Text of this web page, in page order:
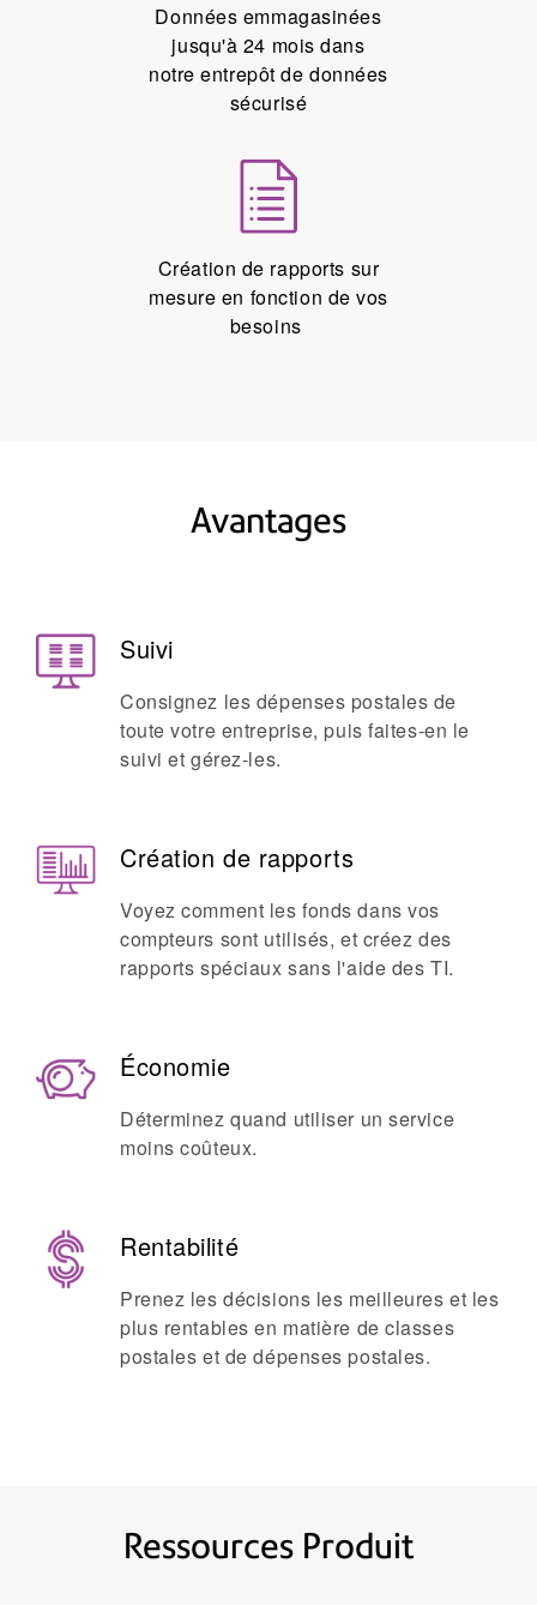
Données emmagasinées
jusqu'à 24 mois dans
notre entrepôt de données
sécurisé
Création de rapports sur
mesure en fonction de vos
besoins
Avantages
Suivi
Consignez les dépenses postales de
toute votre entreprise, puis faites-en le
suivi et gérez-les.
Création de rapports
Voyez comment les fonds dans vos
compteurs sont utilisés, et créez des
rapports spéciaux sans l'aide des TI.
Économie
Déterminez quand utiliser un service
moins coûteux.
Rentabilité
Prenez les décisions les meilleures et les
plus rentables en matière de classes
postales et de dépenses postales.
Ressources Produit